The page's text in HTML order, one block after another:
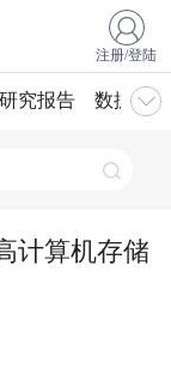
注册/登陆
研究报告 数据库
计算机存储